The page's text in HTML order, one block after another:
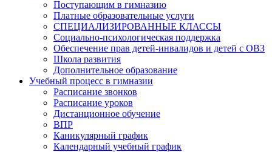
Поступающим в гимназию
Платные образовательные услуги
СПЕЦИАЛИЗИРОВАННЫЕ КЛАССЫ
Социально-психологическая поддержка
Обеспечение прав детей-инвалидов и детей с ОВЗ
Школа развития
Дополнительное образование
Учебный процесс в гимназии
Расписание звонков
Расписание уроков
Дистанционное обучение
ВПР
Каникулярный график
Календарный учебный график